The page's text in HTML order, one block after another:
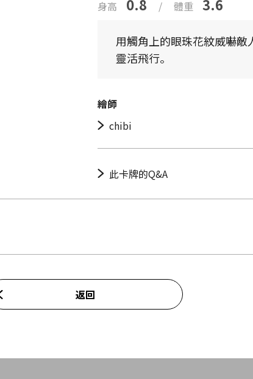
身高 0.8 / 體重 3.6
用觸角上的眼珠花紋威嚇
靈活飛行。
繪師
chibi
此卡牌的Q&A
返回